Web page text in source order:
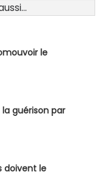
le
guérison par
doivent le